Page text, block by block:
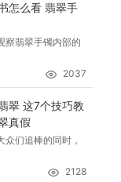
怎么看 翡翠手
察翡翠手镯内部的
2037
翠 这7个技巧教
真假
众们追棒的同时，
2128